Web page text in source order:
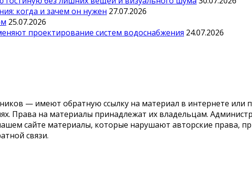
когда и зачем он нужен 27.07.2026
25.07.2026
проектирование систем водоснабжения 24.07.2026
— имеют обратную ссылку на материал в интернете или
Права на материалы принадлежат их владельцам.
сайте материалы, которые нарушают авторские права,
связи.